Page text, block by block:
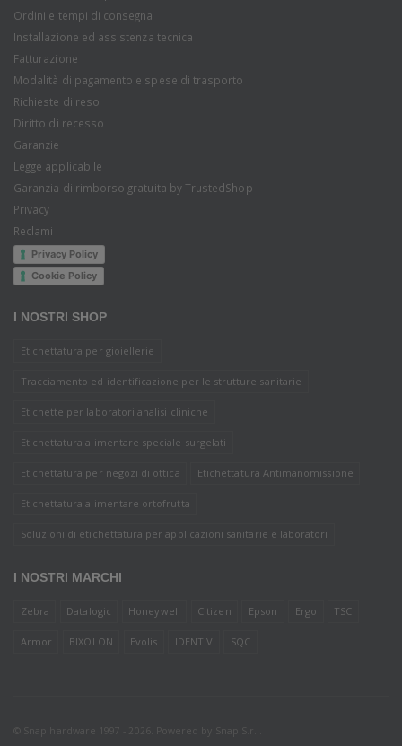
Ordini e tempi di consegna
Installazione ed assistenza tecnica
Fatturazione
Modalità di pagamento e spese di trasporto
Richieste di reso
Diritto di recesso
Garanzie
Legge applicabile
Garanzia di rimborso gratuita by TrustedShop
Privacy
Reclami
Privacy Policy
Cookie Policy
I NOSTRI SHOP
Etichettatura per gioiellerie
Tracciamento ed identificazione per le strutture sanitarie
Etichette per laboratori analisi cliniche
Etichettatura alimentare speciale surgelati
Etichettatura per negozi di ottica Etichettatura Antimanomissione
Etichettatura alimentare ortofrutta
Soluzioni di etichettatura per applicazioni sanitarie e laboratori
I NOSTRI MARCHI
Zebra Datalogic Honeywell Citizen Epson Ergo TSC
Armor BIXOLON Evolis IDENTIV SQC
© Snap hardware 1997 - 2026. Powered by Snap S.r.l.